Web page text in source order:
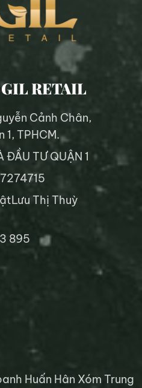
RETAIL
Cảnh Chân,
1, TPHCM.
ĐẦU TƯ QUẬN 1
Thị Thuỳ
895
Huấn Hân Xóm Trung